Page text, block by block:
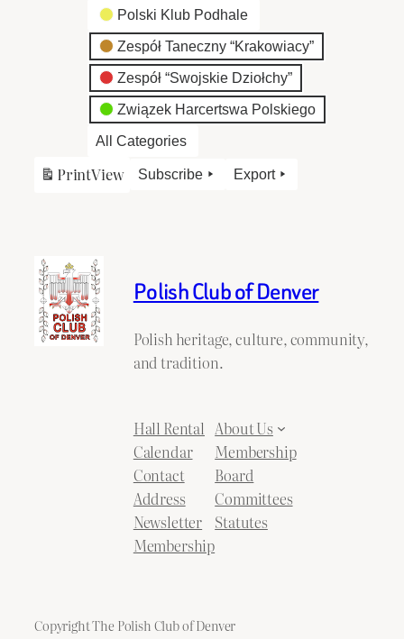
Polski Klub Podhale
Zespół Taneczny “Krakowiacy”
Zespół “Swojskie Dziołchy”
Związek Harcertswa Polskiego
All Categories
PrintView Subscribe Export
Polish Club of Denver
Polish heritage, culture, community,
and tradition.
Hall Rental
Calendar
Contact
Address
Newsletter
Membership
About Us
Membership
Board
Committees
Statutes
Copyright The Polish Club of Denver